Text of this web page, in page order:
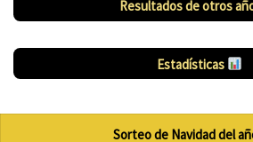
Resultados de otros
Estadísticas
Sorteo de Navidad del